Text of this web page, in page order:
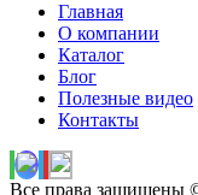
Главная
О компании
Каталог
Блог
Полезные видео
Контакты
Все права защищены